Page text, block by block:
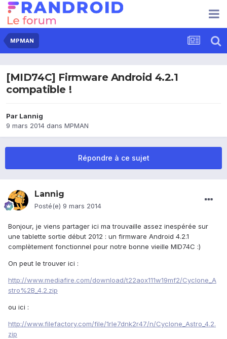
MPMAN
[MID74C] Firmware Android 4.2.1
compatible !
Par Lannig
9 mars 2014 dans MPMAN
Répondre à ce sujet
Lannig
Posté(e) 9 mars 2014
Bonjour, je viens partager ici ma trouvaille assez inespérée sur
une tablette sortie début 2012 : un firmware Android 4.2.1
complètement fonctionnel pour notre bonne vieille MID74C :)
On peut le trouver ici :
http://www.mediafire.com/download/t22aox111w19mf2/Cyclone_A
stro%2B_4.2.zip
ou ici :
http://www.filefactory.com/file/1rle7dnk2r47/n/Cyclone_Astro_4.2.
zip